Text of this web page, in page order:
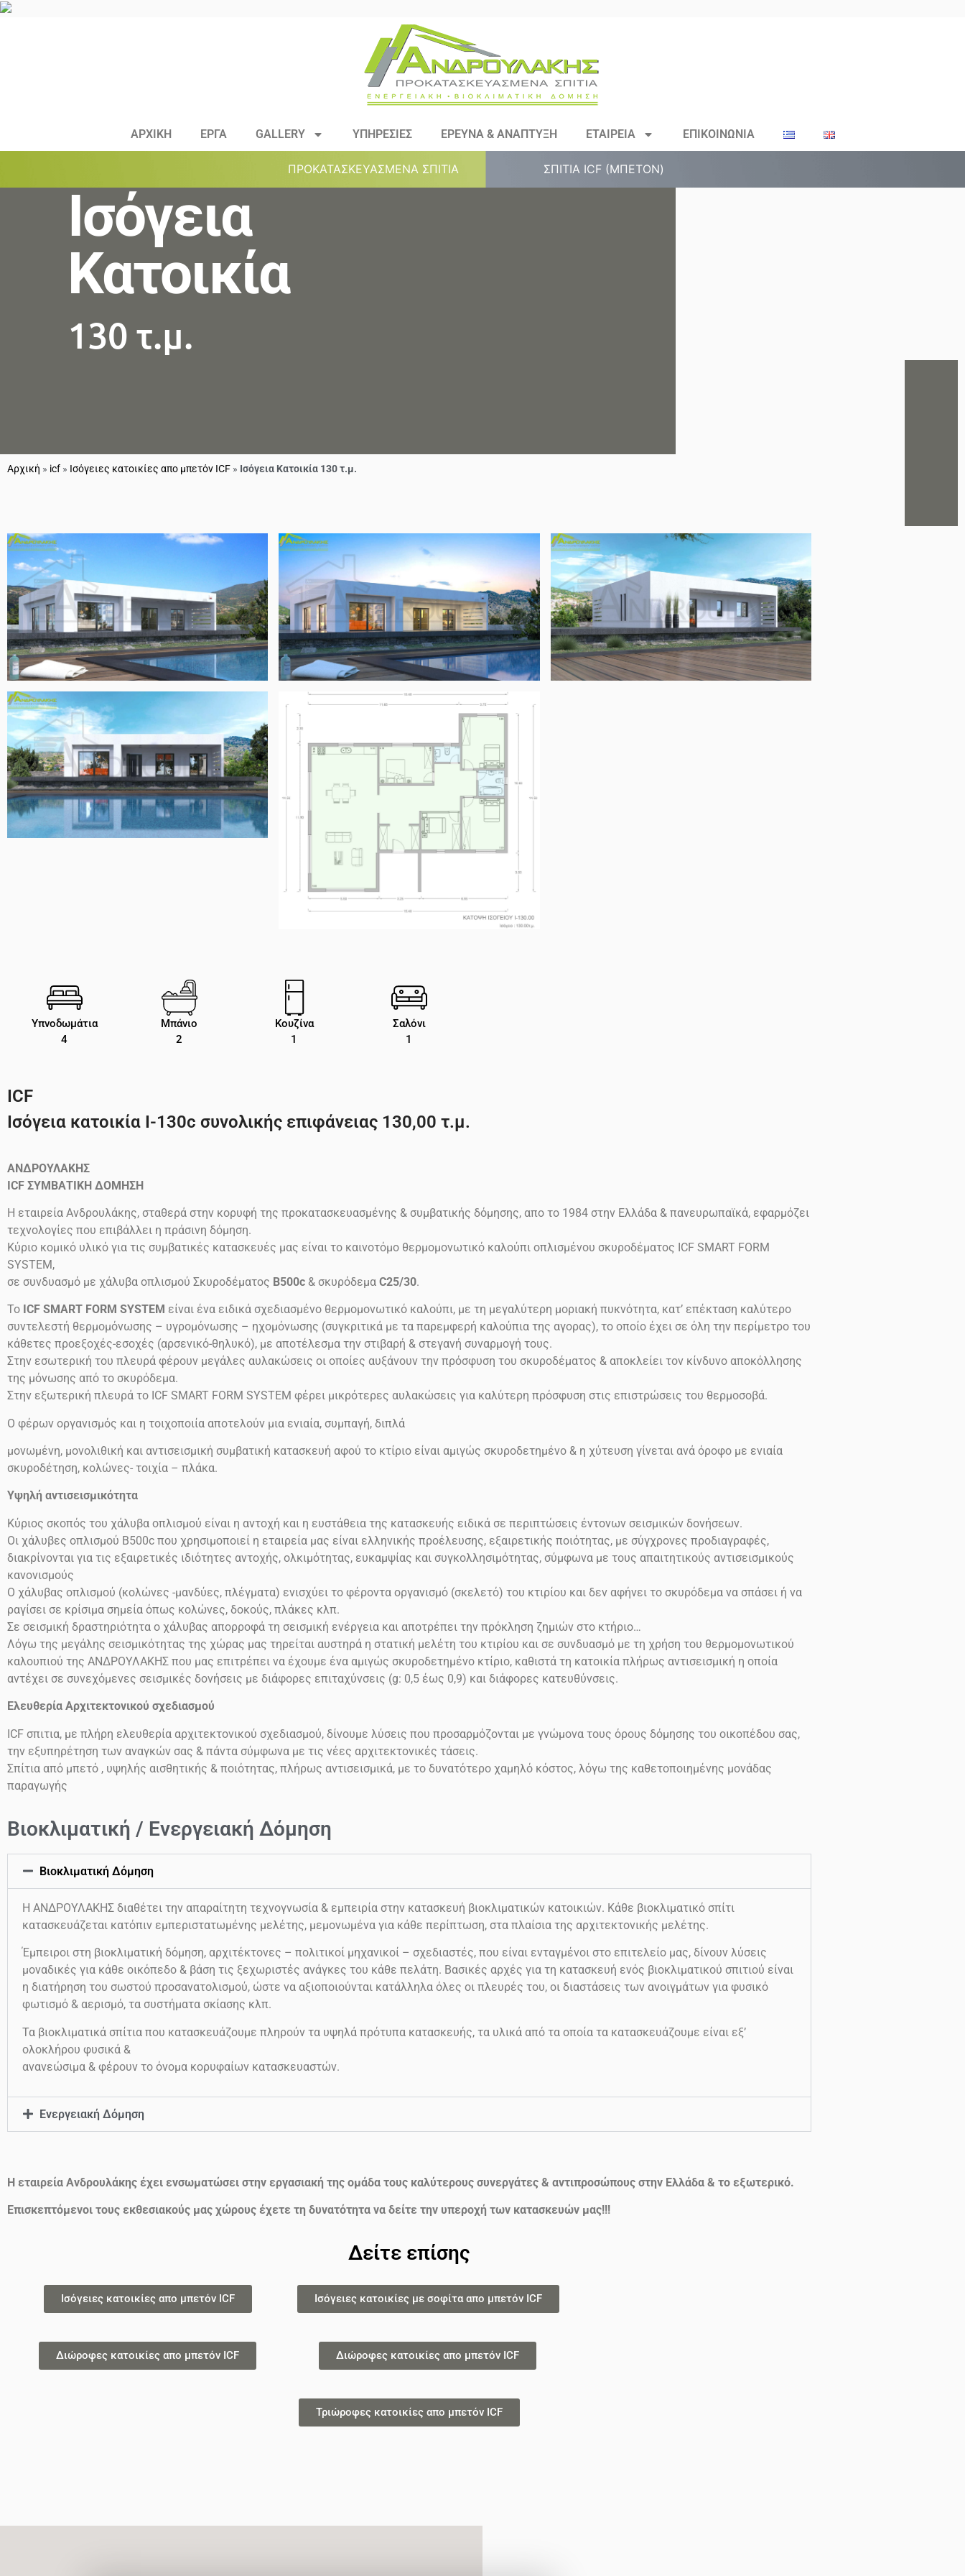
ΑΡΧΙΚΗ ΕΡΓΑ GALLERY ΥΠΗΡΕΣΙΕΣ ΕΡΕΥΝΑ & ΑΝΑΠΤΥΞΗ ΕΤΑΙΡΕΙΑ ΕΠΙΚΟΙΝΩΝΙΑ
ΠΡΟΚΑΤΑΣΚΕΥΑΣΜΕΝΑ ΣΠΙΤΙΑ ΣΠΙΤΙΑ ICF (ΜΠΕΤΟΝ)
Ισόγεια
Κατοικία
130 τ.μ.
Αρχική » icf » Ισόγειες κατοικίες απο μπετόν ICF » Ισόγεια Κατοικία 130 τ.μ.
Υπνοδωμάτια
4
Μπάνιο
2
Κουζίνα
1
Σαλόνι
1
ICF
Ισόγεια κατοικία Ι-130c συνολικής επιφάνειας 130,00 τ.μ.
ΑΝΔΡΟΥΛΑΚΗΣ
ICF ΣΥΜΒΑΤΙΚΗ ΔΟΜΗΣΗ
Η εταιρεία Ανδρουλάκης, σταθερά στην κορυφή της προκατασκευασμένης & συμβατικής δόμησης, απο το 1984 στην Ελλάδα & πανευρωπαϊκά, εφαρμόζει
τεχνολογίες που επιβάλλει η πράσινη δόμηση.
Κύριο κομικό υλικό για τις συμβατικές κατασκευές μας είναι το καινοτόμο θερμομονωτικό καλούπι οπλισμένου σκυροδέματος ICF SMART FORM
SYSTEM,
σε συνδυασμό με χάλυβα οπλισμού Σκυροδέματος B500c & σκυρόδεμα C25/30.
Το ICF SMART FORM SYSTEM είναι ένα ειδικά σχεδιασμένο θερμομονωτικό καλούπι, με τη μεγαλύτερη μοριακή πυκνότητα, κατ’ επέκταση καλύτερο
συντελεστή θερμομόνωσης – υγρομόνωσης – ηχομόνωσης (συγκριτικά με τα παρεμφερή καλούπια της αγορας), το οποίο έχει σε όλη την περίμετρο του
κάθετες προεξοχές-εσοχές (αρσενικό-θηλυκό), με αποτέλεσμα την στιβαρή & στεγανή συναρμογή τους.
Στην εσωτερική του πλευρά φέρουν μεγάλες αυλακώσεις οι οποίες αυξάνουν την πρόσφυση του σκυροδέματος & αποκλείει τον κίνδυνο αποκόλλησης
της μόνωσης από το σκυρόδεμα.
Στην εξωτερική πλευρά το ICF SMART FORM SYSTEM φέρει μικρότερες αυλακώσεις για καλύτερη πρόσφυση στις επιστρώσεις του θερμοσοβά.
Ο φέρων οργανισμός και η τοιχοποιία αποτελούν μια ενιαία, συμπαγή, διπλά
μονωμένη, μονολιθική και αντισεισμική συμβατική κατασκευή αφού το κτίριο είναι αμιγώς σκυροδετημένο & η χύτευση γίνεται ανά όροφο με ενιαία
σκυροδέτηση, κολώνες- τοιχία – πλάκα.
Υψηλή αντισεισμικότητα
Κύριος σκοπός του χάλυβα οπλισμού είναι η αντοχή και η ευστάθεια της κατασκευής ειδικά σε περιπτώσεις έντονων σεισμικών δονήσεων.
Οι χάλυβες οπλισμού Β500c που χρησιμοποιεί η εταιρεία μας είναι ελληνικής προέλευσης, εξαιρετικής ποιότητας, με σύγχρονες προδιαγραφές,
διακρίνονται για τις εξαιρετικές ιδιότητες αντοχής, ολκιμότητας, ευκαμψίας και συγκολλησιμότητας, σύμφωνα με τους απαιτητικούς αντισεισμικούς
κανονισμούς
Ο χάλυβας οπλισμού (κολώνες -μανδύες, πλέγματα) ενισχύει το φέροντα οργανισμό (σκελετό) του κτιρίου και δεν αφήνει το σκυρόδεμα να σπάσει ή να
ραγίσει σε κρίσιμα σημεία όπως κολώνες, δοκούς, πλάκες κλπ.
Σε σεισμική δραστηριότητα ο χάλυβας απορροφά τη σεισμική ενέργεια και αποτρέπει την πρόκληση ζημιών στο κτήριο…
Λόγω της μεγάλης σεισμικότητας της χώρας μας τηρείται αυστηρά η στατική μελέτη του κτιρίου και σε συνδυασμό με τη χρήση του θερμομονωτικού
καλουπιού της ΑΝΔΡΟΥΛΑΚΗΣ που μας επιτρέπει να έχουμε ένα αμιγώς σκυροδετημένο κτίριο, καθιστά τη κατοικία πλήρως αντισεισμική η οποία
αντέχει σε συνεχόμενες σεισμικές δονήσεις με διάφορες επιταχύνσεις (g: 0,5 έως 0,9) και διάφορες κατευθύνσεις.
Ελευθερία Αρχιτεκτονικού σχεδιασμού
ICF σπιτια, με πλήρη ελευθερία αρχιτεκτονικού σχεδιασμού, δίνουμε λύσεις που προσαρμόζονται με γνώμονα τους όρους δόμησης του οικοπέδου σας,
την εξυπηρέτηση των αναγκών σας & πάντα σύμφωνα με τις νέες αρχιτεκτονικές τάσεις.
Σπίτια από μπετό , υψηλής αισθητικής & ποιότητας, πλήρως αντισεισμικά, με το δυνατότερο χαμηλό κόστος, λόγω της καθετοποιημένης μονάδας
παραγωγής
Βιοκλιματική / Ενεργειακή Δόμηση
Βιοκλιματική Δόμηση
Η ΑΝΔΡΟΥΛΑΚΗΣ διαθέτει την απαραίτητη τεχνογνωσία & εμπειρία στην κατασκευή βιοκλιματικών κατοικιών. Κάθε βιοκλιματικό σπίτι
κατασκευάζεται κατόπιν εμπεριστατωμένης μελέτης, μεμονωμένα για κάθε περίπτωση, στα πλαίσια της αρχιτεκτονικής μελέτης.
Έμπειροι στη βιοκλιματική δόμηση, αρχιτέκτονες – πολιτικοί μηχανικοί – σχεδιαστές, που είναι ενταγμένοι στο επιτελείο μας, δίνουν λύσεις
μοναδικές για κάθε οικόπεδο & βάση τις ξεχωριστές ανάγκες του κάθε πελάτη. Βασικές αρχές για τη κατασκευή ενός βιοκλιματικού σπιτιού είναι
η διατήρηση του σωστού προσανατολισμού, ώστε να αξιοποιούνται κατάλληλα όλες οι πλευρές του, οι διαστάσεις των ανοιγμάτων για φυσικό
φωτισμό & αερισμό, τα συστήματα σκίασης κλπ.
Τα βιοκλιματικά σπίτια που κατασκευάζουμε πληρούν τα υψηλά πρότυπα κατασκευής, τα υλικά από τα οποία τα κατασκευάζουμε είναι εξ’
ολοκλήρου φυσικά &
ανανεώσιμα & φέρουν το όνομα κορυφαίων κατασκευαστών.
Ενεργειακή Δόμηση
Η εταιρεία Ανδρουλάκης έχει ενσωματώσει στην εργασιακή της ομάδα τους καλύτερους συνεργάτες & αντιπροσώπους στην Ελλάδα & το εξωτερικό.
Επισκεπτόμενοι τους εκθεσιακούς μας χώρους έχετε τη δυνατότητα να δείτε την υπεροχή των κατασκευών μας!!!
Δείτε επίσης
Ισόγειες κατοικίες απο μπετόν ICF Ισόγειες κατοικίες με σοφίτα απο μπετόν ICF
Διώροφες κατοικίες απο μπετόν ICF Διώροφες κατοικίες απο μπετόν ICF
Τριώροφες κατοικίες απο μπετόν ICF